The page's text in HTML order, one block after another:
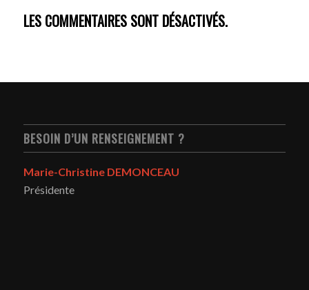
LES COMMENTAIRES SONT DÉSACTIVÉS.
BESOIN D’UN RENSEIGNEMENT ?
Marie-Christine DEMONCEAU
Présidente